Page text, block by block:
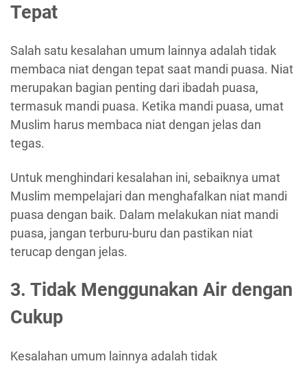
Tepat
Salah satu kesalahan umum lainnya adalah tidak
membaca niat dengan tepat saat mandi puasa. Niat
merupakan bagian penting dari ibadah puasa,
termasuk mandi puasa. Ketika mandi puasa, umat
Muslim harus membaca niat dengan jelas dan
tegas.
Untuk menghindari kesalahan ini, sebaiknya umat
Muslim mempelajari dan menghafalkan niat mandi
puasa dengan baik. Dalam melakukan niat mandi
puasa, jangan terburu-buru dan pastikan niat
terucap dengan jelas.
3. Tidak Menggunakan Air dengan
Cukup
Kesalahan umum lainnya adalah tidak